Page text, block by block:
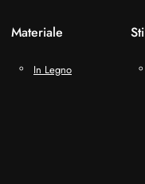
Materiale
In Legno